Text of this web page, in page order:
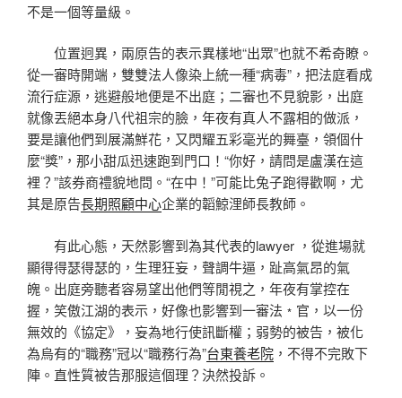
不是一個等量級。
位置迥異，兩原告的表示異樣地“出眾”也就不希奇瞭。
從一審時開端，雙雙法人像染上統一種“病毒”，把法庭看成
流行症源，逃避般地便是不出庭；二審也不見貌影，出庭
就像丟絕本身八代祖宗的臉，年夜有真人不露相的做派，
要是讓他們到展滿鮮花，又閃耀五彩毫光的舞臺，領個什
麼“獎”，那小甜瓜迅速跑到門口！“你好，請問是盧漢在這
裡？”該券商禮貌地問。“在中！”可能比兔子跑得歡啊，尤
其是原告長期照顧中心企業的韜鯨浬師長教師。
有此心態，天然影響到為其代表的lawyer ，從進場就
顯得得瑟得瑟的，生理狂妄，聲調牛逼，趾高氣昂的氣
魄。出庭旁聽者容易望出他們等閒視之，年夜有掌控在
握，笑傲江湖的表示，好像也影響到一審法﹡官，以一份
無效的《協定》，妄為地行使訊斷權；弱勢的被告，被化
為烏有的“職務”冠以“職務行為”台東養老院 ，不得不完敗下
陣。直性質被告那服這個理？決然投訴。